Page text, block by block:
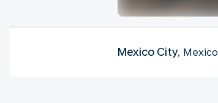
Mexico City, Mexico